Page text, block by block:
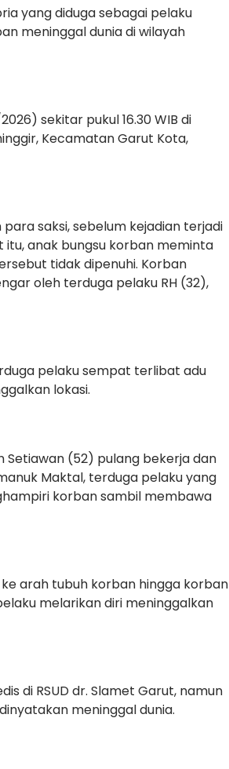
yang diduga sebagai pelaku
meninggal dunia di wilayah
sekitar pukul 16.30 WIB di
Kecamatan Garut Kota,
saksi, sebelum kejadian terjadi
itu, anak bungsu korban meminta
tidak dipenuhi. Korban
oleh terduga pelaku RH (32),
pelaku sempat terlibat adu
lokasi.
Setiawan (52) pulang bekerja dan
Maktal, terduga pelaku yang
korban sambil membawa
arah tubuh korban hingga korban
melarikan diri meninggalkan
di RSUD dr. Slamet Garut, namun
meninggal dunia.